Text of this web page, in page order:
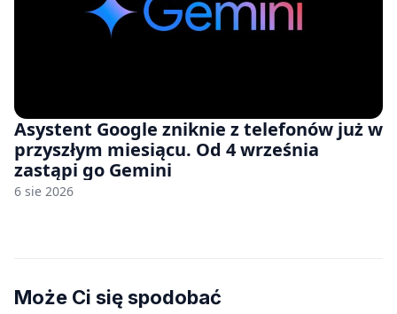
Asystent Google zniknie z telefonów już w
przyszłym miesiącu. Od 4 września
zastąpi go Gemini
6 sie 2026
Może Ci się spodobać